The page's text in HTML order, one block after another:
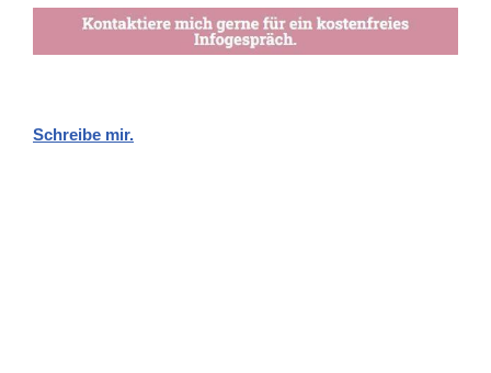
Schreibe mir.